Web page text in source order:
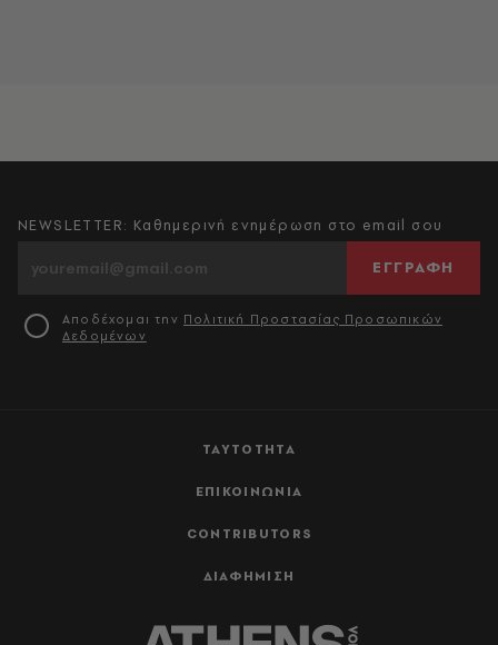
ΤΑΥΤΟΤΗΤΑ
ΕΠΙΚΟΙΝΩΝΙΑ
CONTRIBUTORS
ΔΙΑΦΗΜΙΣΗ
NEWSLETTER: Καθημερινή ενημέρωση στο email σου
ΕΓΓΡΑΦΗ
Αποδέχομαι την Πολιτική Προστασίας Προσωπικών
Δεδομένων